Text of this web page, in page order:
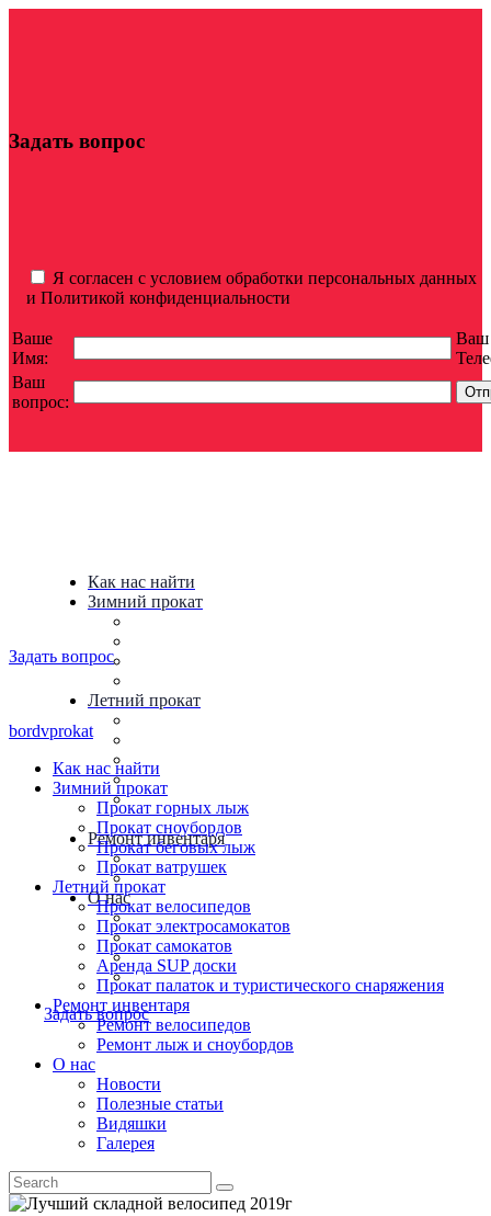
Задать вопрос
Я согласен с условием обработки персональных данных
и Политикой конфиденциальности
Ваше
Имя:
Ваш
Ваш
вопрос:
Как нас найти
Зимний прокат
Летний прокат
Прокат самокатов
Аренда SUP доски
Прокат палаток и туристического
снаряжения
Ремонт инвентаря
Ремонт велосипедов
Ремонт лыж и сноубордов
О нас
Новости
Полезные статьи
Видяшки
Галерея
Задать вопрос
Задать вопрос
bordvprokat
Как нас найти
Зимний прокат
Прокат горных лыж
Прокат сноубордов
Прокат беговых лыж
Прокат ватрушек
Летний прокат
Прокат велосипедов
Прокат электросамокатов
Прокат самокатов
Аренда SUP доски
Прокат палаток и туристического снаряжения
Ремонт инвентаря
Ремонт велосипедов
Ремонт лыж и сноубордов
О нас
Новости
Полезные статьи
Видяшки
Галерея